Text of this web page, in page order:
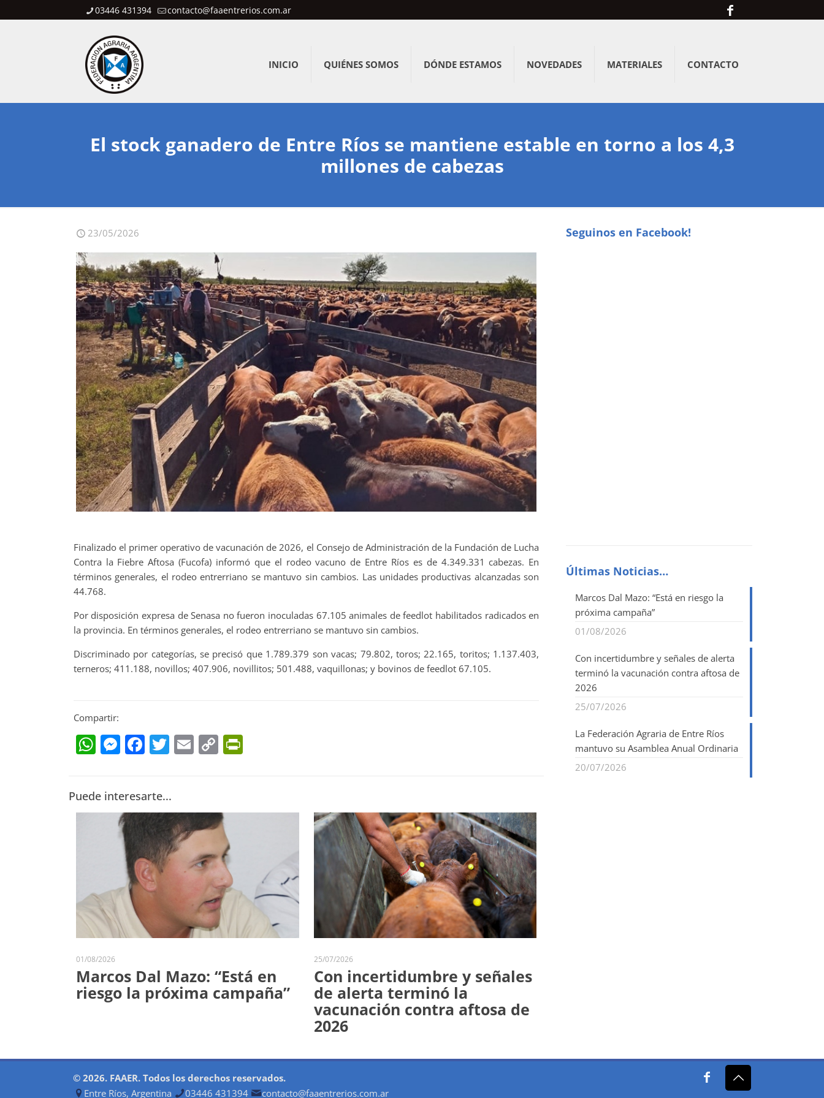
03446 431394 contacto@faaentrerios.com.ar
INICIO QUIÉNES SOMOS DÓNDE ESTAMOS NOVEDADES MATERIALES CONTACTO
El stock ganadero de Entre Ríos se mantiene estable en torno a los 4,3
millones de cabezas
23/05/2026
Finalizado el primer operativo de vacunación de 2026, el Consejo de Administración de la Fundación de Lucha
Contra la Fiebre Aftosa (Fucofa) informó que el rodeo vacuno de Entre Ríos es de 4.349.331 cabezas. En
términos generales, el rodeo entrerriano se mantuvo sin cambios. Las unidades productivas alcanzadas son
44.768.
Por disposición expresa de Senasa no fueron inoculadas 67.105 animales de feedlot habilitados radicados en
la provincia. En términos generales, el rodeo entrerriano se mantuvo sin cambios.
Discriminado por categorías, se precisó que 1.789.379 son vacas; 79.802, toros; 22.165, toritos; 1.137.403,
terneros; 411.188, novillos; 407.906, novillitos; 501.488, vaquillonas; y bovinos de feedlot 67.105.
Compartir:
WhatsApp
Messenger
Facebook
Twitter
Email
CopyPrintFriendly
Puede interesarte...
01/08/2026
Marcos Dal Mazo: “Está en
riesgo la próxima campaña”
25/07/2026
Con incertidumbre y señales
de alerta terminó la
vacunación contra aftosa de
2026
Seguinos en Facebook!
Últimas Noticias…
Marcos Dal Mazo: “Está en riesgo la
próxima campaña”
01/08/2026
Con incertidumbre y señales de alerta
terminó la vacunación contra aftosa de
2026
25/07/2026
La Federación Agraria de Entre Ríos
mantuvo su Asamblea Anual Ordinaria
20/07/2026
© 2026. FAAER. Todos los derechos reservados.
Entre Ríos, Argentina
03446 431394 contacto@faaentrerios.com.ar